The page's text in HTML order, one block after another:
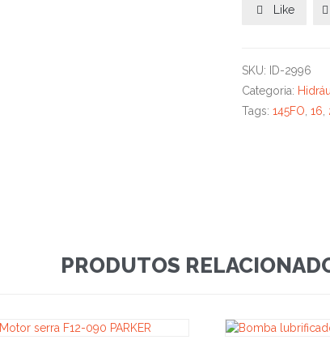
 Like 
SKU:
ID-2996
Categoria:
Tags: 145FO, 16,
PRODUTOS